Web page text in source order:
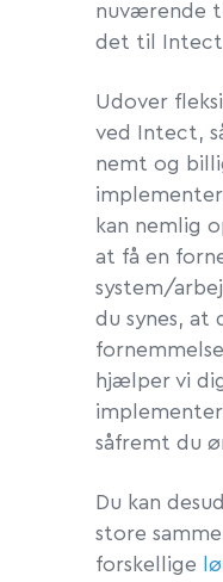
nuværende
det til
Udover
ved Intect,
nemt og
kan nemlig
at få en
system/
du synes, at
hjælper vi
såfremt du
Du kan
store
forskellige